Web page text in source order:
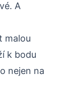
A
malou
k bodu
nejen na